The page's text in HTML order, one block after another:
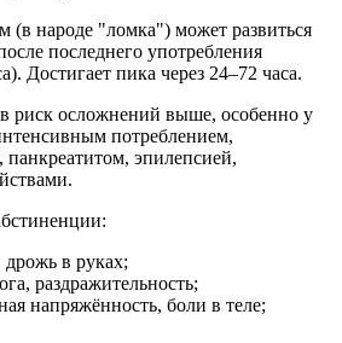
(в народе "ломка") может развиться
последнего употребления
Достигает пика через 24–72 часа.
риск осложнений выше, особенно у
потреблением,
панкреатитом, эпилепсией,
в руках;
раздражительность;
напряжённость, боли в теле;